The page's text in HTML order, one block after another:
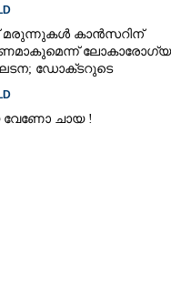
മരുന്നുകൾ കാൻസറിന്
ലോകാരോഗ്യ
ഡോക്‌ടറുടെ
വേണോ ചായ !